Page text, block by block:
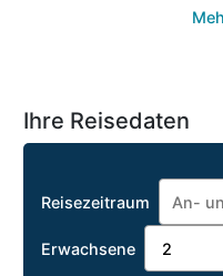
Ihre Reisedaten
Reisezeitraum
Erwachsene